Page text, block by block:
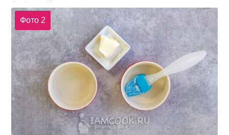
Фото 2